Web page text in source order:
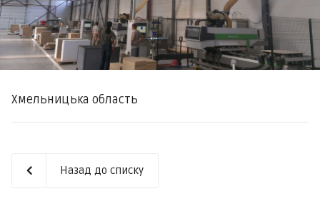
Хмельницька область
Назад до списку